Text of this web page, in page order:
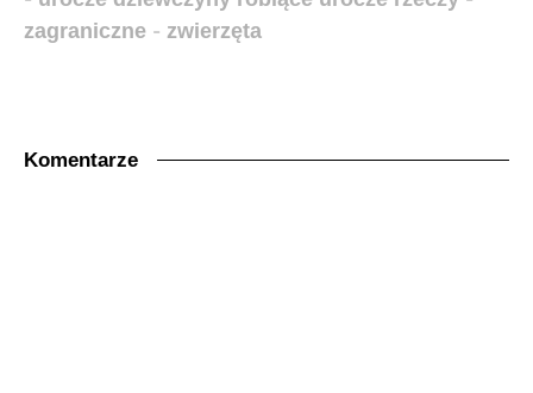
zagraniczne - zwierzęta
Komentarze